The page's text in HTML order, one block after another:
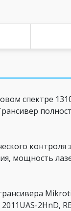
спектре
мощность
2HnD,